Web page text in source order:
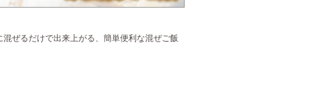
混ぜるだけで出来上がる、簡単便利な混ぜご飯